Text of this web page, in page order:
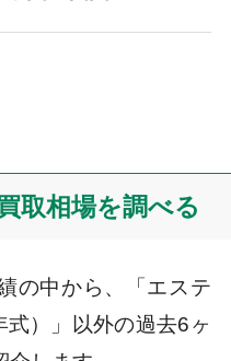
取相場を調べる
の中から、「エステ
）」以外の過去6ヶ